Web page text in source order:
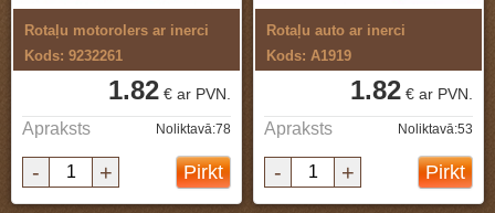
Rotaļu motorolers ar inerci
Kods: 9232261
1.82 € ar PVN.
Apraksts Noliktavā:78
- + Pirkt
Rotaļu auto ar inerci
Kods: A1919
1.82 € ar PVN.
Apraksts Noliktavā:53
- + Pirkt